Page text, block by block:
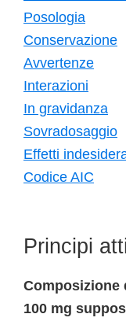
Posologia
Conservazione
Avvertenze
Interazioni
In gravidanza
Sovradosaggio
Effetti
Codice AIC
Principi
Composizione
100 mg